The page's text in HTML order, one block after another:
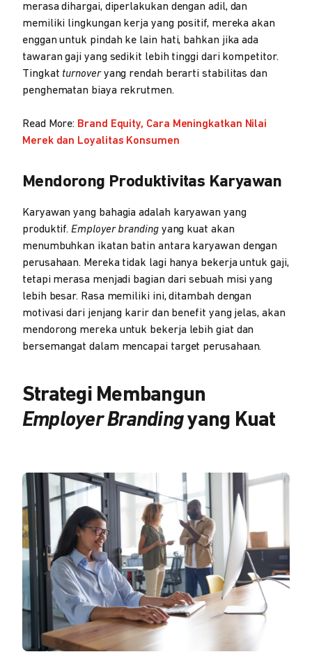
merasa dihargai, diperlakukan dengan adil, dan
memiliki lingkungan kerja yang positif, mereka akan
enggan untuk pindah ke lain hati, bahkan jika ada
tawaran gaji yang sedikit lebih tinggi dari kompetitor.
Tingkat turnoveryang rendah berarti stabilitas dan
penghematan biaya rekrutmen.
Read More: Brand Equity, Cara Meningkatkan Nilai
Merek dan Loyalitas Konsumen
Mendorong Produktivitas Karyawan
Karyawan yang bahagia adalah karyawan yang
produktif.Employer brandingyang kuat akan
menumbuhkan ikatan batin antara karyawan dengan
perusahaan. Mereka tidak lagi hanya bekerja untuk gaji,
tetapi merasa menjadi bagian dari sebuah misi yang
lebih besar. Rasa memiliki ini, ditambah dengan
motivasi dari jenjang karir dan benefit yang jelas, akan
mendorong mereka untuk bekerja lebih giat dan
bersemangat dalam mencapai target perusahaan.
Strategi Membangun
Employer Brandingyang Kuat